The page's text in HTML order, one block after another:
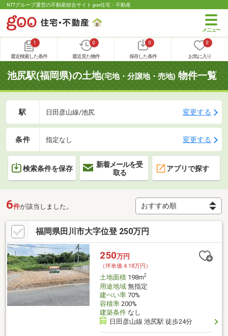
NTTグループ運営の不動産総合サイト goo住宅・不動産
1
最近検索した条件
0
最近見た物件
0
保存した条件
0
お気に入り
池尻駅(福岡県)の土地(宅地・分譲地・売地) 物件一覧
駅 日田彦山線/池尻 変更する
条件 指定なし 変更する
検索条件を保存
新着メールを受
取る
アプリで探す
6件が該当しました。
福岡県田川市大字位登 250万円
250万円
（坪単価:4.18万円）
土地面積198m2
用途地域無指定
建ぺい率70%
容積率200%
建築条件なし
日田彦山線 池尻駅 徒歩24分